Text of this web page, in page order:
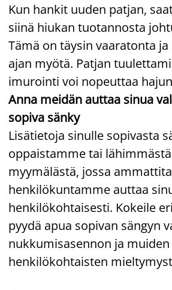
Kun hankit uuden patjan,
siinä hiukan tuotannosta
Tämä on täysin vaaratonta
ajan myötä. Patjan
imurointi voi nopeuttaa
Anna meidän auttaa sinua
sopiva sänky
Lisätietoja sinulle sopivasta
oppaistamme tai lähimmästä
myymälästä, jossa
henkilökuntamme auttaa
henkilökohtaisesti. Kokeile
pyydä apua sopivan sängyn
nukkumisasennon ja muiden
henkilökohtaisten